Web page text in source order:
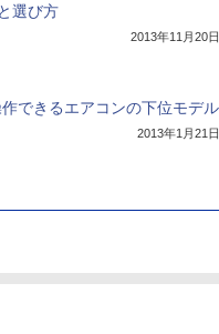
選び方
2013年11月20日
できるエアコンの下位モデル
2013年1月21日